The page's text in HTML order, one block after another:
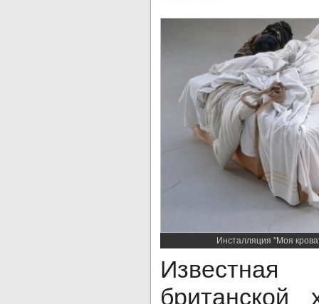
Инсталляция "Моя